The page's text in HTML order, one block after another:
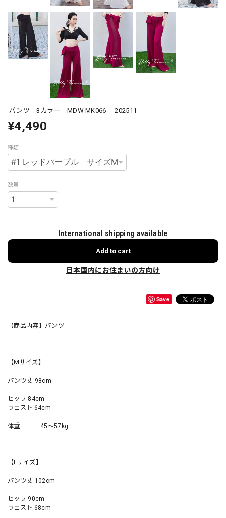
パンツ 3カラー MDW MK066 202511
¥4,490
種類
数量
International shipping available
Add to cart
日本国内にお住まいの方向け
Save
【商品内容】パンツ
【Mサイズ】
パンツ丈 98cm
ヒップ 84cm
ウェスト 64cm
体重 45〜57kg
【Lサイズ】
パンツ丈 102cm
ヒップ 90cm
ウェスト 68cm